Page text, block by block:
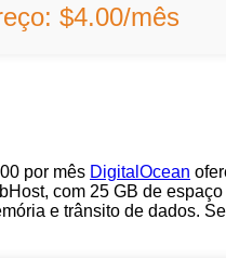
$4.00/mês
por mês DigitalOcean
com 25 GB de
e trânsito de dados.